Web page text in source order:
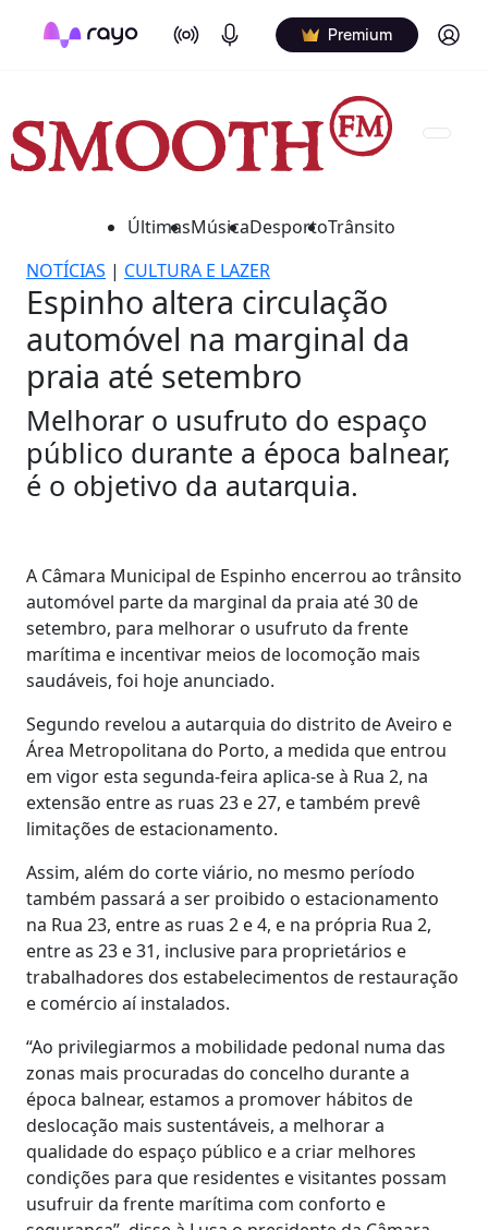
On Air Podcasts Premium Log in
ÚltimasMúsicaDesportoTrânsito
NOTÍCIAS | CULTURA E LAZER
Espinho altera circulação
automóvel na marginal da
praia até setembro
Melhorar o usufruto do espaço
público durante a época balnear,
é o objetivo da autarquia.
A Câmara Municipal de Espinho encerrou ao trânsito
automóvel parte da marginal da praia até 30 de
setembro, para melhorar o usufruto da frente
marítima e incentivar meios de locomoção mais
saudáveis, foi hoje anunciado.
Segundo revelou a autarquia do distrito de Aveiro e
Área Metropolitana do Porto, a medida que entrou
em vigor esta segunda-feira aplica-se à Rua 2, na
extensão entre as ruas 23 e 27, e também prevê
limitações de estacionamento.
Assim, além do corte viário, no mesmo período
também passará a ser proibido o estacionamento
na Rua 23, entre as ruas 2 e 4, e na própria Rua 2,
entre as 23 e 31, inclusive para proprietários e
trabalhadores dos estabelecimentos de restauração
e comércio aí instalados.
“Ao privilegiarmos a mobilidade pedonal numa das
zonas mais procuradas do concelho durante a
época balnear, estamos a promover hábitos de
deslocação mais sustentáveis, a melhorar a
qualidade do espaço público e a criar melhores
condições para que residentes e visitantes possam
usufruir da frente marítima com conforto e